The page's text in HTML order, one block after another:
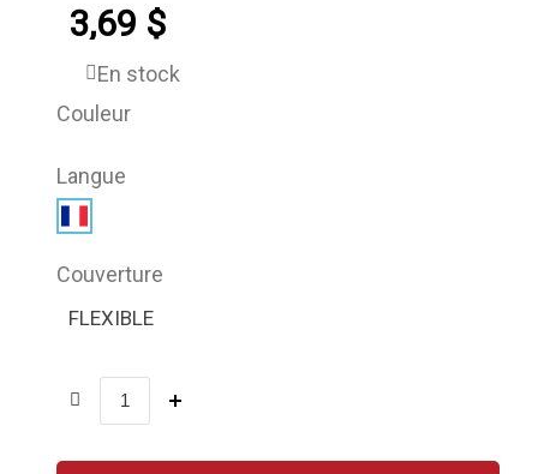
3,69 $
En stock
Couleur
Langue
Couverture
FLEXIBLE